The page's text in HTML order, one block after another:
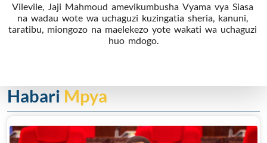
Vilevile, Jaji Mahmoud amevikumbusha Vyama vya Siasa
na wadau wote wa uchaguzi kuzingatia sheria, kanuni,
taratibu, miongozo na maelekezo yote wakati wa uchaguzi
huo mdogo.
Habari Mpya